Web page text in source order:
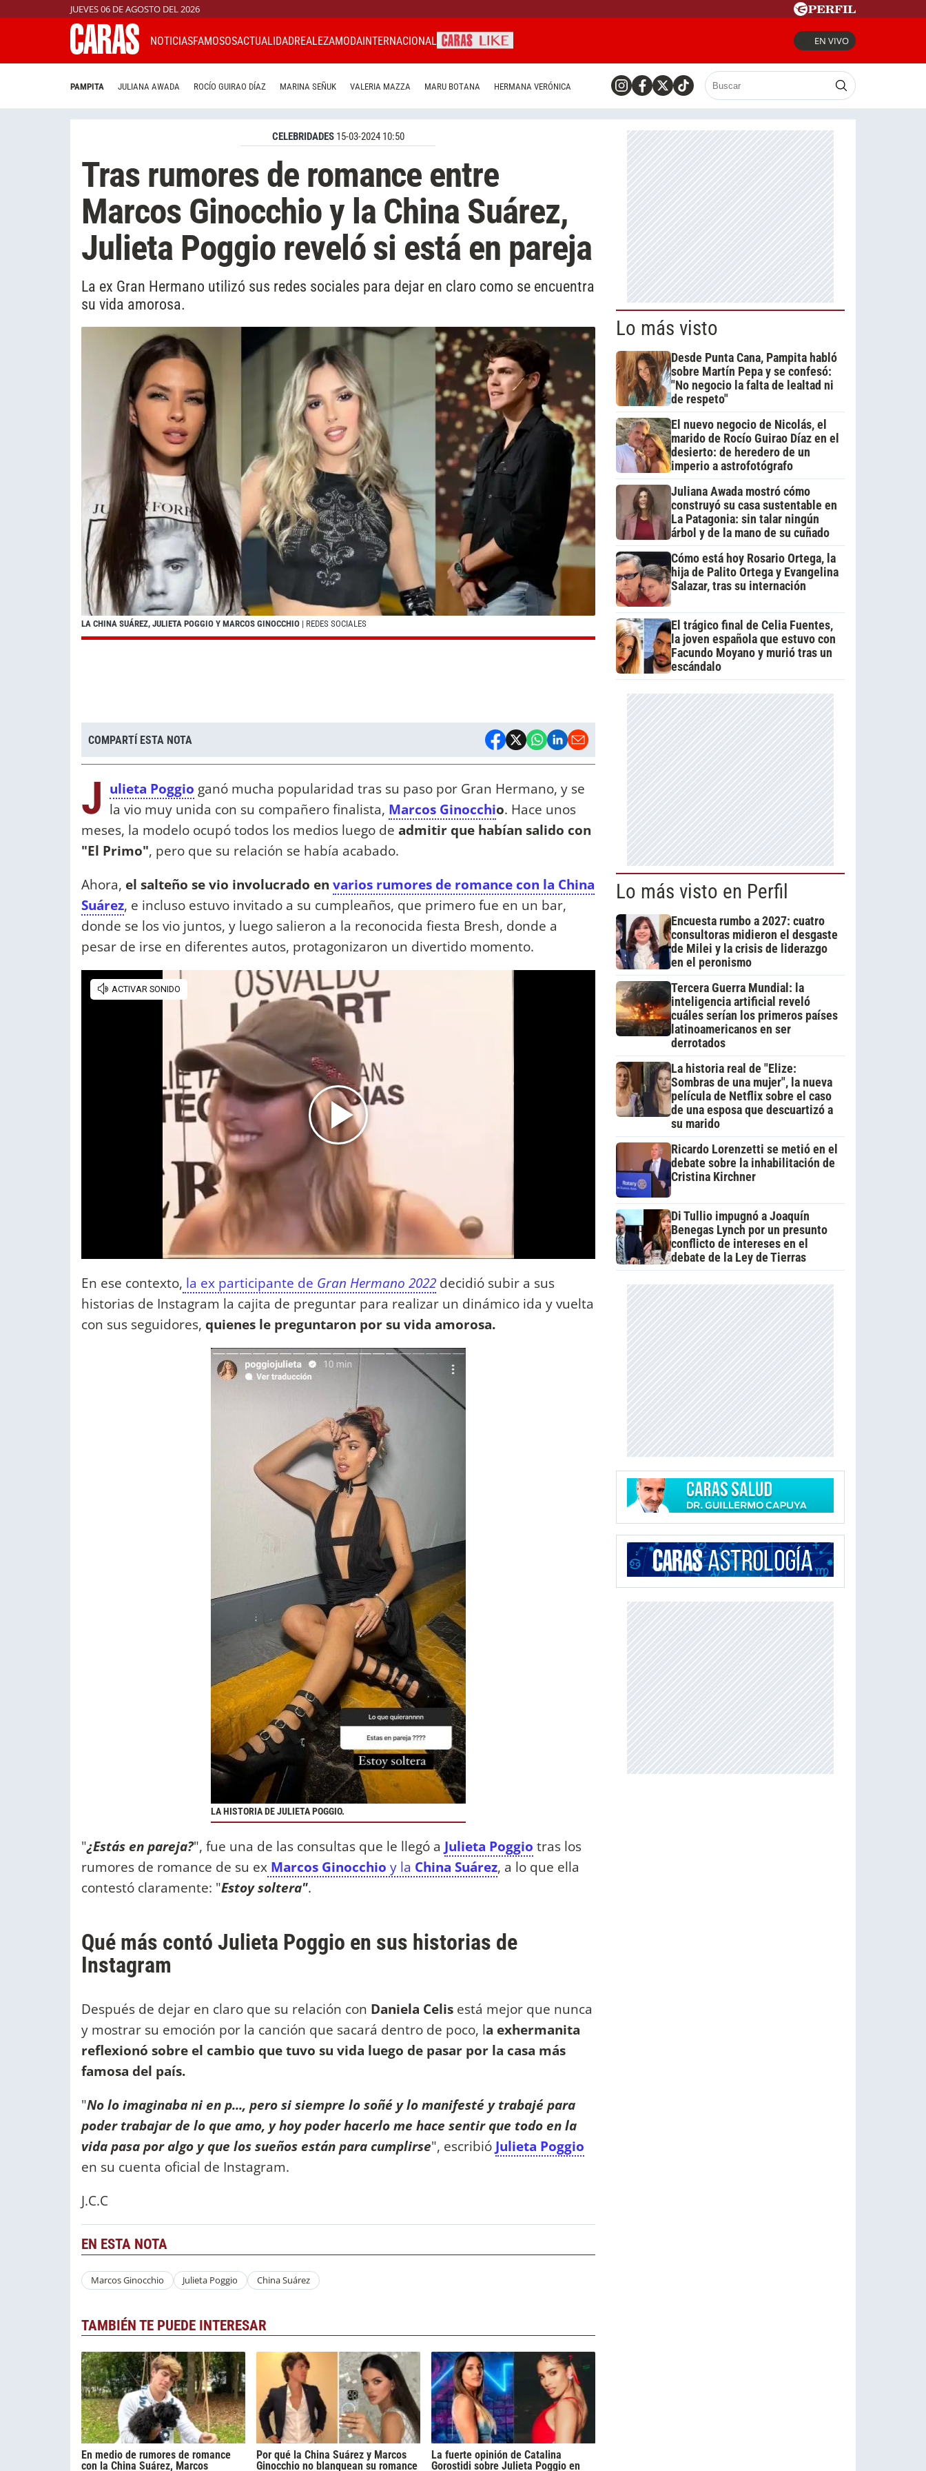
JUEVES 06 DE AGOSTO DEL 2026
NOTICIASFAMOSOSACTUALIDADREALEZAMODAINTERNACIONAL EN VIVO
PAMPITA JULIANA AWADA ROCÍO GUIRAO DÍAZ MARINA SEÑUK VALERIA MAZZA MARU BOTANA HERMANA VERÓNICA
CELEBRIDADES 15-03-2024 10:50
Tras rumores de romance entre
Marcos Ginocchio y la China Suárez,
Julieta Poggio reveló si está en pareja
La ex Gran Hermano utilizó sus redes sociales para dejar en claro como se encuentra
su vida amorosa.
LA CHINA SUÁREZ, JULIETA POGGIO Y MARCOS GINOCCHIO | REDES SOCIALES
COMPARTÍ ESTA NOTA
J ulieta Poggio ganó mucha popularidad tras su paso por Gran Hermano, y se
la vio muy unida con su compañero finalista, Marcos Ginocchio. Hace unos
meses, la modelo ocupó todos los medios luego de admitir que habían salido con
"El Primo", pero que su relación se había acabado.
Ahora, el salteño se vio involucrado en varios rumores de romance con la China
Suárez, e incluso estuvo invitado a su cumpleaños, que primero fue en un bar,
donde se los vio juntos, y luego salieron a la reconocida fiesta Bresh, donde a
pesar de irse en diferentes autos, protagonizaron un divertido momento.
En ese contexto, la ex participante de Gran Hermano 2022 decidió subir a sus
historias de Instagram la cajita de preguntar para realizar un dinámico ida y vuelta
con sus seguidores, quienes le preguntaron por su vida amorosa.
LA HISTORIA DE JULIETA POGGIO.
"¿Estás en pareja?", fue una de las consultas que le llegó a Julieta Poggio tras los
rumores de romance de su ex Marcos Ginocchio y la China Suárez, a lo que ella
contestó claramente: "Estoy soltera".
Qué más contó Julieta Poggio en sus historias de
Instagram
Después de dejar en claro que su relación con Daniela Celis está mejor que nunca
y mostrar su emoción por la canción que sacará dentro de poco, la exhermanita
reflexionó sobre el cambio que tuvo su vida luego de pasar por la casa más
famosa del país.
"No lo imaginaba ni en p..., pero si siempre lo soñé y lo manifesté y trabajé para
poder trabajar de lo que amo, y hoy poder hacerlo me hace sentir que todo en la
vida pasa por algo y que los sueños están para cumplirse", escribió Julieta Poggio
en su cuenta oficial de Instagram.
J.C.C
EN ESTA NOTA
Marcos Ginocchio Julieta Poggio China Suárez
TAMBIÉN TE PUEDE INTERESAR
En medio de rumores de romance
con la China Suárez, Marcos
Por qué la China Suárez y Marcos
Ginocchio no blanquean su romance
La fuerte opinión de Catalina
Gorostidi sobre Julieta Poggio en
Lo más visto
Desde Punta Cana, Pampita habló
sobre Martín Pepa y se confesó:
"No negocio la falta de lealtad ni
de respeto"
El nuevo negocio de Nicolás, el
marido de Rocío Guirao Díaz en el
desierto: de heredero de un
imperio a astrofotógrafo
Juliana Awada mostró cómo
construyó su casa sustentable en
La Patagonia: sin talar ningún
árbol y de la mano de su cuñado
Cómo está hoy Rosario Ortega, la
hija de Palito Ortega y Evangelina
Salazar, tras su internación
El trágico final de Celia Fuentes,
la joven española que estuvo con
Facundo Moyano y murió tras un
escándalo
Lo más visto en Perfil
Encuesta rumbo a 2027: cuatro
consultoras midieron el desgaste
de Milei y la crisis de liderazgo
en el peronismo
Tercera Guerra Mundial: la
inteligencia artificial reveló
cuáles serían los primeros países
latinoamericanos en ser
derrotados
La historia real de "Elize:
Sombras de una mujer", la nueva
película de Netflix sobre el caso
de una esposa que descuartizó a
su marido
Ricardo Lorenzetti se metió en el
debate sobre la inhabilitación de
Cristina Kirchner
Di Tullio impugnó a Joaquín
Benegas Lynch por un presunto
conflicto de intereses en el
debate de la Ley de Tierras